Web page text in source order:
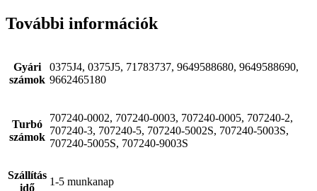
További információk
Gyári
számok
0375J4, 0375J5, 71783737, 9649588680, 9649588690,
9662465180
Turbó
számok
707240-0002, 707240-0003, 707240-0005, 707240-2,
707240-3, 707240-5, 707240-5002S, 707240-5003S,
707240-5005S, 707240-9003S
Szállítás
idő
1-5 munkanap